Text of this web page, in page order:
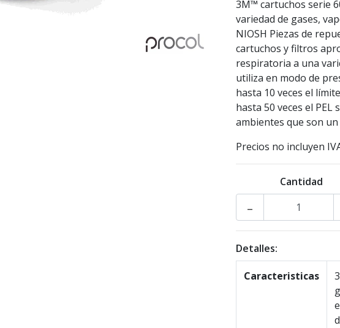
3M™ cartuchos serie
variedad de gases,
NIOSH Piezas de
cartuchos y filtros
respiratoria a una
utiliza en modo de
hasta 10 veces el
hasta 50 veces el
ambientes que son
Precios no incluyen
Cantidad
-
Detalles:
Caracteristicas